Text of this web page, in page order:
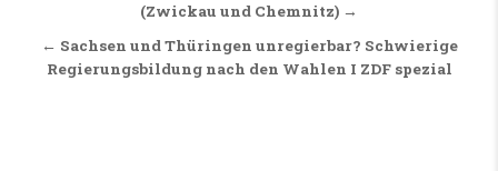
(Zwickau und Chemnitz) →
← Sachsen und Thüringen unregierbar? Schwierige
Regierungsbildung nach den Wahlen I ZDF spezial